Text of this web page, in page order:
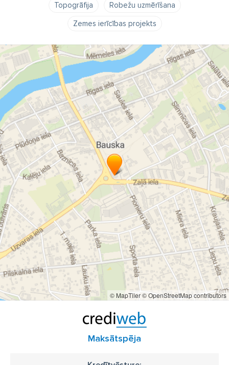
Topogrāfija
Robežu uzmērīšana
Zemes ierīcības projekts
© MapTiler© OpenStreetMap contributors
Maksātspēja